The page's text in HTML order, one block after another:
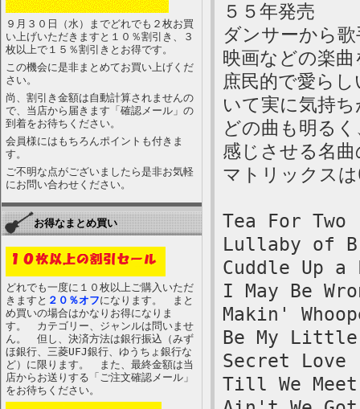
９月３０日（水）までどれでも２枚お買
い上げいただきますと１０％割引き、３
枚以上で１５％割引きとお得です。
この機会に是非まとめてお買い上げくだ
さい。
尚、割引き金額は自動計算されませんの
で、当店から届きます「確認メール」の
到着をお待ちください。
会員様にはもちろんポイントも付きま
す。
ご不明な点がございましたら是非お気軽
にお問い合わせください。
お得なまとめ買い
どれでも一度に１０枚以上ご購入いただ
きますと ２０％オフになります。 まと
め買いの場合はかなりお得になりま
す。 カテゴリー、ジャンルは問いませ
ん。 但し、決済方法は銀行振込（みず
ほ銀行、三菱UFJ銀行、ゆうちょ銀行な
ど）に限ります。 また、最終金額は当
店からお送りする「ご注文確認メール」
をお待ちください。
５５年発売
ダンサーから
映画などの楽
庶民的で愛ら
いて実に気持
どの曲も明る
感じさせる名
マトリックス
Tea For Two
Lullaby of
Cuddle Up
I May Be
Makin'
Be My Little
Secret Love
Till We